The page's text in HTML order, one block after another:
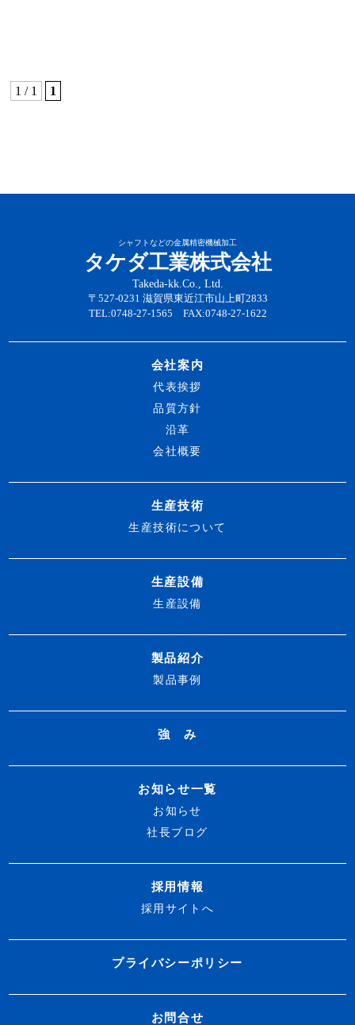
1 / 1 1
シャフトなどの金属精密機械加工
タケダ工業株式会社
Takeda-kk.Co., Ltd.
〒527-0231 滋賀県東近江市山上町2833
TEL:0748-27-1565 FAX:0748-27-1622
会社案内
代表挨拶
品質方針
沿革
会社概要
生産技術
生産技術について
生産設備
生産設備
製品紹介
製品事例
強 み
お知らせ一覧
お知らせ
社長ブログ
採用情報
採用サイトへ
プライバシーポリシー
お問合せ